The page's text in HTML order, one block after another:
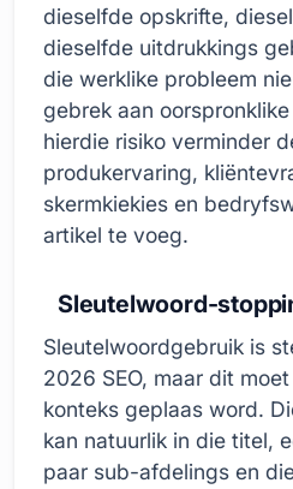
dieselfde opskrifte,
dieselfde uitdrukkings
die werklike probleem
gebrek aan
hierdie risiko verminder
produkervaring,
skermkiekies en
artikel te voeg.
Sleutelwoord-
Sleutelwoordgebruik is
2026 SEO, maar dit
konteks geplaas word.
kan natuurlik in die titel,
paar sub-afdelings en